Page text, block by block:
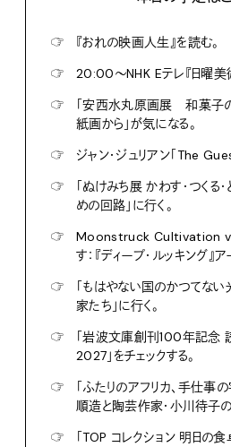
☞
『おれの映画人生』を読む。
☞
20:00〜NHK Eテレ『日曜美
☞
「安西水丸原画展 和菓子
紙画から」が気になる。
☞
ジャン・ジュリアン「The
☞
「ぬけみち展 かわす・つくる
めの回路」に行く。
☞
Moonstruck Cultivation
す：『ディープ・ルッキング』ア
☞
「もはやない国のかつてな
家たち」に行く。
☞
「岩波文庫創刊100年記念
2027」をチェックする。
☞
「ふたりのアフリカ、手仕
順造と陶芸作家・小川待子の
☞
「TOP コレクション 明日の食